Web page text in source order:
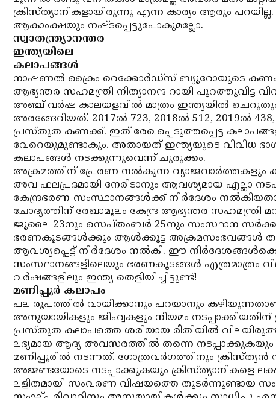
ക്രിസ്ത്യാനികളായിരുന്നു എന്ന കാര്യം ആരും
ആകാംക്ഷയും നഷ്ടപ്പെട്ടുപോകുമല്ലോ.
സ്വാതന്ത്ര്യാനന്തര
ഇന്ത്യയിലെ
കലാപങ്ങള്‍
നാഷണല്‍ ക്രൈം റെക്കോര്‍ഡ്‌സ് ബ്യൂറോയുടെ
ആഭ്യന്തര സഹമന്ത്രി നിത്യാനന്ദ റായി പുറത്തുവിട്ട
അഞ്ച് വര്‍ഷ കാലയളവില്‍ മാത്രം ഇന്ത്യയില്‍
അരങ്ങേറിയത്. 2017ല്‍ 723, 2018ല്‍ 512, 2019ല്‍
പ്രസ്തുത കണക്ക്. ഇത് രേഖപ്പെടുത്തപ്പെട്ട
വേറെയുമുണ്ടാകും. അതായത് ഇന്ത്യയുടെ വിവിധ
കലാപങ്ങള്‍ നടക്കുന്നുവെന്ന് ചുരുക്കം.
അക്രമത്തിന് പ്രേരണ നല്‍കുന്ന വ്യാജവാര്‍ത്തകളും
അവ ഫലപ്രദമായി നേരിടാനും ആവശ്യമായ എല്ലാ
കേന്ദ്രഭരണ-സംസ്ഥാനങ്ങള്‍ക്ക് നിര്‍ദേശം
ചോദ്യത്തിന് രേഖാമൂലം കേന്ദ്ര ആഭ്യന്തര സഹമന്ത്രി
ജൂലൈ 23നും സെപ്തംബര്‍ 25നും സംസ്ഥാന
ഭരണകൂടങ്ങള്‍ക്കും ആള്‍ക്കൂട്ട അക്രമസംഭവങ്ങള്‍
ആവശ്യപ്പെട്ട് നിര്‍ദേശം നല്‍കി. ഈ
സംസ്ഥാനങ്ങളിലെയും ഭരണകൂടങ്ങള്‍ എത്രമാത്രം
വര്‍ഷങ്ങളിലും ഇന്ത്യ തെളിയിച്ചിട്ടുണ്ട്!
മണിപ്പൂര്‍ കലാപം
പല രൂപത്തില്‍ വായിക്കാനും പറയാനും
അനുയായികളും ജിഹ്വകളും നിയമം നടപ്പാക്കിയതിന്
പ്രസ്തുത കലാപത്തെ ശരിയായ രീതിയില്‍
ലഭ്യമായ ആദ്യ അവസരത്തില്‍ തന്നെ നടപ്പാക്കുകയും
മണിപ്പൂരില്‍ നടന്നത്. ഗോത്രവര്‍ഗത്തിനും
അജണ്ടയോടെ നടപ്പാക്കുകയും ക്രിസ്ത്യാനികളെ
ലളിതമായി സംവരണ വിഷയത്തെ തുടര്‍ന്നുണ്ടായ